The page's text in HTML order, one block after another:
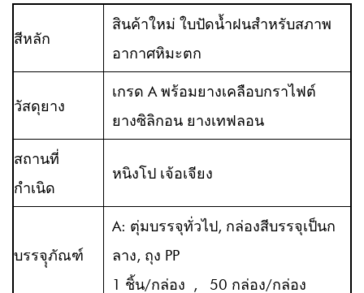
สีหลัก
สินค้าใหม่ ใบปัดน้ำฝนสำหรับสภาพ
อากาศหิมะตก
วัสดุยาง
เกรด A พร้อมยางเคลือบกราไฟต์
ยางซิลิกอน ยางเทฟลอน
สถานที่
กำเนิด
หนิงโป เจ้อเจียง
บรรจุุภัณฑ์
A: ตุ่มบรรจุทั่วไป, กล่องสีบรรจุเป็นก
ลาง, ถุง PP
1 ชิ้น/กล่อง , 50 กล่อง/กล่อง